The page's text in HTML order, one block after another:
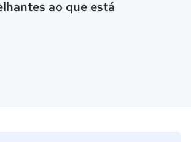
ao que está